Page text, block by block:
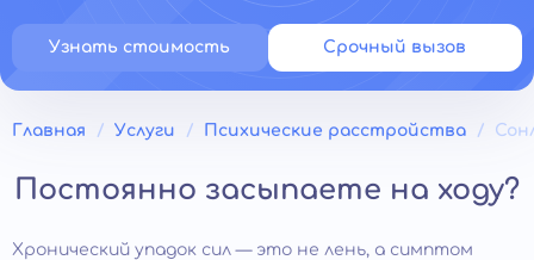
Узнать стоимость Срочный вызов
Главная Услуги Психические расстройства
Постоянно засыпаете на ходу?
Хронический упадок сил — это не лень, а симптом